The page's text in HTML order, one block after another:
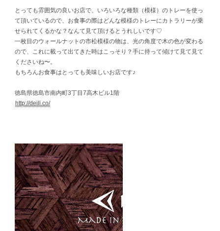
とっても雰囲気の良いお店で、いろいろな種類（模様）のトレーを使っ
て頂いているので、お食事の際はどんな模様のトレーにカトラリーが乗
せられてくるかな？なんて見て頂けるとうれしいです♡
一枚目のウォールナットの市松模様の物は、光の角度で木の色が変わる
ので、これに載って出てきた時はこっそり？手に持って傾けて見て見て
くださいね〜。
もちろんお食事はとっても美味しいお店です♪
徳島県徳島市南内町3丁目7高木ビル1階
http://deili.co/